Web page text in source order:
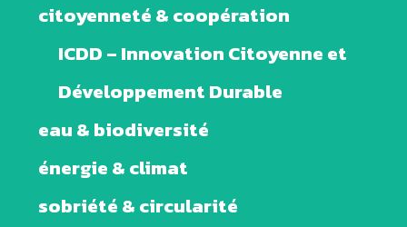
citoyenneté & coopération
ICDD – Innovation Citoyenne et
Développement Durable
eau & biodiversité
énergie & climat
sobriété & circularité